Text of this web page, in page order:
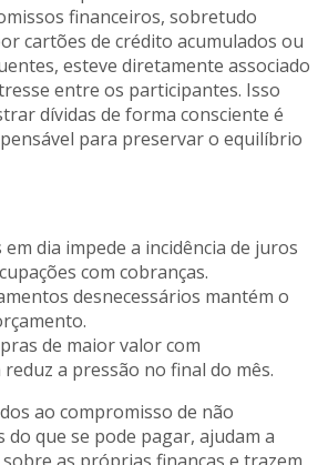
financeiros, sobretudo
cartões de crédito acumulados ou
esteve diretamente associado
entre os participantes. Isso
dívidas de forma consciente é
para preservar o equilíbrio
dia impede a incidência de juros
com cobranças.
desnecessários mantém o
de maior valor com
reduz a pressão no final do mês.
ao compromisso de não
que se pode pagar, ajudam a